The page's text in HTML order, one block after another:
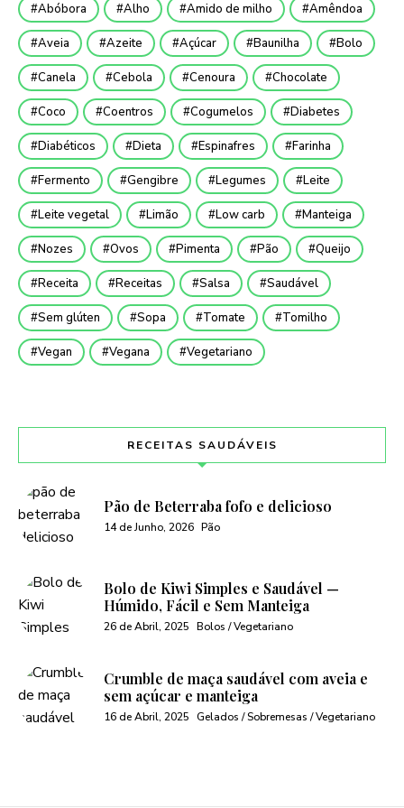
Abóbora Alho Amido de milho Amêndoa
Aveia Azeite Açúcar Baunilha Bolo
Canela Cebola Cenoura Chocolate
Coco Coentros Cogumelos Diabetes
Diabéticos Dieta Espinafres Farinha
Fermento Gengibre Legumes Leite
Leite vegetal Limão Low carb Manteiga
Nozes Ovos Pimenta Pão Queijo
Receita Receitas Salsa Saudável
Sem glúten Sopa Tomate Tomilho
Vegan Vegana Vegetariano
RECEITAS SAUDÁVEIS
Pão de Beterraba fofo e delicioso
14 de Junho, 2026 Pão
Bolo de Kiwi Simples e Saudável —
Húmido, Fácil e Sem Manteiga
26 de Abril, 2025 Bolos / Vegetariano
Crumble de maça saudável com aveia e
sem açúcar e manteiga
16 de Abril, 2025 Gelados / Sobremesas / Vegetariano